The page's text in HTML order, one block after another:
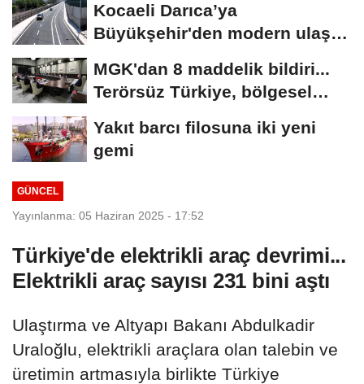
Kocaeli Darıca’ya
Büyükşehir'den modern ulaşım
MGK'dan 8 maddelik bildiri...
Terörsüz Türkiye, bölgesel
Yakıt barcı filosuna iki yeni
gemi
GÜNCEL
Yayınlanma: 05 Haziran 2025 - 17:52
Türkiye'de elektrikli araç devrimi...
Elektrikli araç sayısı 231 bini aştı
Ulaştırma ve Altyapı Bakanı Abdulkadir
Uraloğlu, elektrikli araçlara olan talebin ve
üretimin artmasıyla birlikte Türkiye